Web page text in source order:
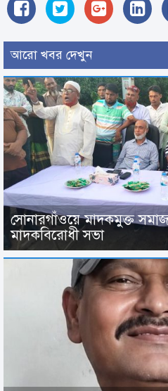
আরো খবর দেখুন
সোনারগাঁওয়ে মাদকমুক্ত
মাদকবিরোধী সভা